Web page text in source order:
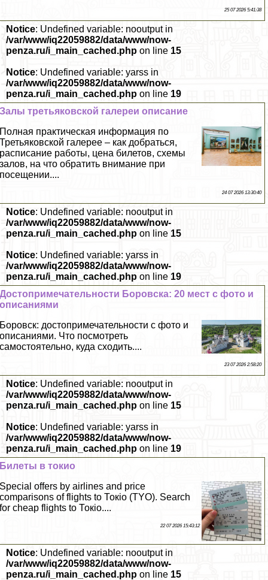
25 07 2026 5:41:38
Notice: Undefined variable: nooutput in
/var/www/iq22059882/data/www/now-
penza.ru/i_main_cached.php on line 15
Notice: Undefined variable: yarss in
/var/www/iq22059882/data/www/now-
penza.ru/i_main_cached.php on line 19
Залы третьяковской галереи описание
Полная пpaктическая информация по
Третьяковской галерее – как добраться,
расписание работы, цена билетов, схемы
залов, на что обратить внимание при
посещении....
24 07 2026 13:30:40
Notice: Undefined variable: nooutput in
/var/www/iq22059882/data/www/now-
penza.ru/i_main_cached.php on line 15
Notice: Undefined variable: yarss in
/var/www/iq22059882/data/www/now-
penza.ru/i_main_cached.php on line 19
Достопримечательности Боровска: 20 мест с фото и
описаниями
Боровск: достопримечательности с фото и
описаниями. Что посмотреть
самостоятельно, куда сходить....
23 07 2026 2:58:20
Notice: Undefined variable: nooutput in
/var/www/iq22059882/data/www/now-
penza.ru/i_main_cached.php on line 15
Notice: Undefined variable: yarss in
/var/www/iq22059882/data/www/now-
penza.ru/i_main_cached.php on line 19
Билеты в токио
Special offers by airlines and price
comparisons of flights to Токіо (TYO). Search
for cheap flights to Токіо....
22 07 2026 15:43:12
Notice: Undefined variable: nooutput in
/var/www/iq22059882/data/www/now-
penza.ru/i_main_cached.php on line 15